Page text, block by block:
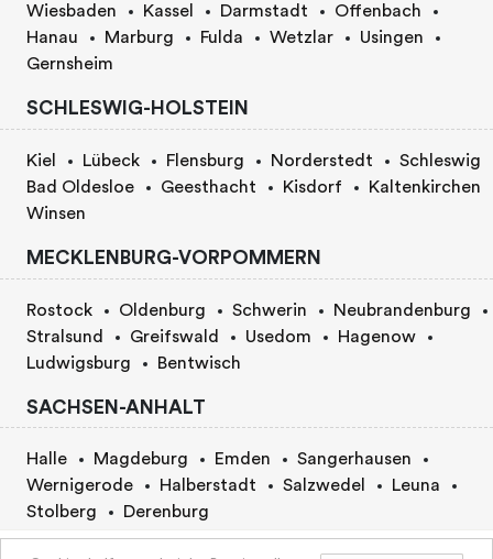
Wiesbaden Kassel Darmstadt
Offenbach
Hanau
Marburg Fulda Wetzlar
Usingen
Gernsheim
SCHLESWIG-HOLSTEIN
Kiel Lübeck Flensburg Norderstedt
Schleswig
Bad Oldesloe
Geesthacht Kisdorf
Kaltenkirchen
Winsen
MECKLENBURG-VORPOMMERN
Rostock Oldenburg Schwerin
Neubrandenburg
Stralsund
Greifswald Usedom
Hagenow
Ludwigsburg
Bentwisch
SACHSEN-ANHALT
Halle Magdeburg Emden
Sangerhausen
Wernigerode
Halberstadt Salzwedel
Leuna
Stolberg
Derenburg